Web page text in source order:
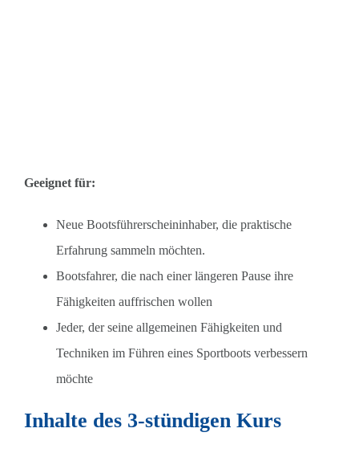
Geeignet für:
Neue Bootsführerscheininhaber, die praktische
Erfahrung sammeln möchten.
Bootsfahrer, die nach einer längeren Pause ihre
Fähigkeiten auffrischen wollen
Jeder, der seine allgemeinen Fähigkeiten und
Techniken im Führen eines Sportboots verbessern
möchte
Inhalte des 3-stündigen Kurs